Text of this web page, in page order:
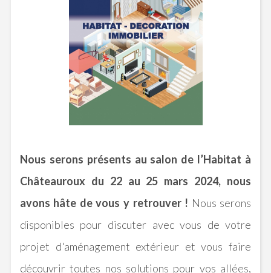
Nous serons présents au salon de l’Habitat à
Châteauroux du 22 au 25 mars 2024, nous
avons hâte de vous y retrouver ! Nous serons
disponibles pour discuter avec vous de votre
projet d'aménagement extérieur et vous faire
découvrir toutes nos solutions pour vos allées,